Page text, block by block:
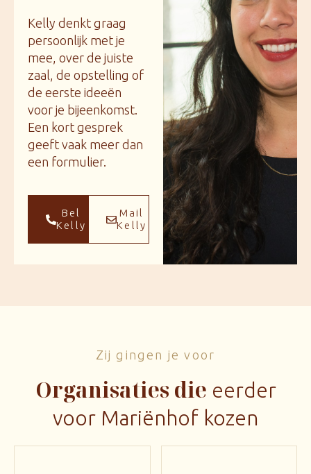
Kelly denkt graag
persoonlijk met je
mee, over de juiste
zaal, de opstelling of
de eerste ideeën
voor je bijeenkomst.
Een kort gesprek
geeft vaak meer dan
een formulier.
Bel
Kelly
Mail
Kelly
Zij gingen je voor
Organisaties die eerder
voor Mariënhof kozen